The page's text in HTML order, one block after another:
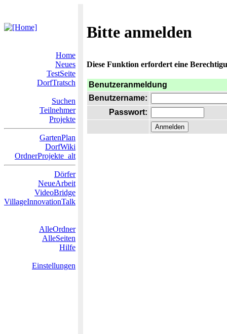
Bitte anmelden
Home
Neues
TestSeite
DorfTratsch
Suchen
Teilnehmer
Projekte
GartenPlan
DorfWiki
OrdnerProjekte_alt
Dörfer
NeueArbeit
VideoBridge
VillageInnovationTalk
AlleOrdner
AlleSeiten
Hilfe
Einstellungen
Diese Funktion erfordert eine
Benutzeranmeldung
Benutzername:
Passwort: